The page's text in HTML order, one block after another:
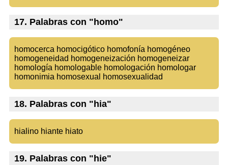
17. Palabras con "homo"
homocerca homocigótico homofonía homogéneo
homogeneidad homogeneización homogeneizar
homología homologable homologación homologar
homonimia homosexual homosexualidad
18. Palabras con "hia"
hialino hiante hiato
19. Palabras con "hie"